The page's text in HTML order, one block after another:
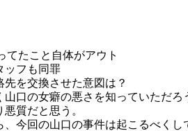
てたこと自体がアウト
ッフも同罪
先を交換させた意図は？
山口の女癖の悪さを知っていただ
質だと思う。
、今回の山口の事件は起こるべく